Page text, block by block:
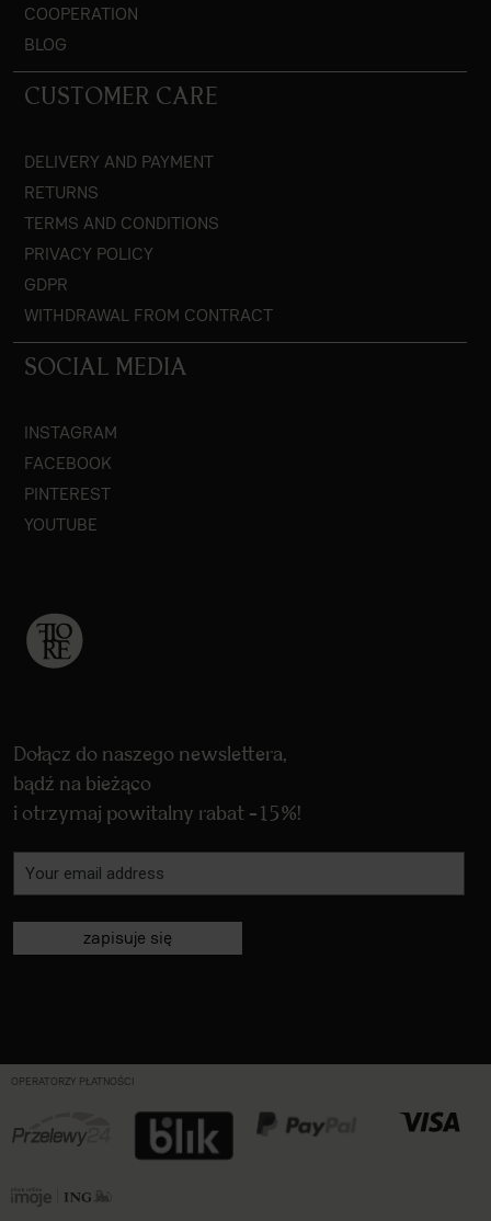
COOPERATION
BLOG
CUSTOMER CARE
DELIVERY AND PAYMENT
RETURNS
TERMS AND CONDITIONS
PRIVACY POLICY
GDPR
WITHDRAWAL FROM CONTRACT
SOCIAL MEDIA
INSTAGRAM
FACEBOOK
PINTEREST
YOUTUBE
Dołącz do naszego newslettera,
bądź na bieżąco
i otrzymaj powitalny rabat -15%!
zapisuje się
OPERATORZY PŁATNOŚCI